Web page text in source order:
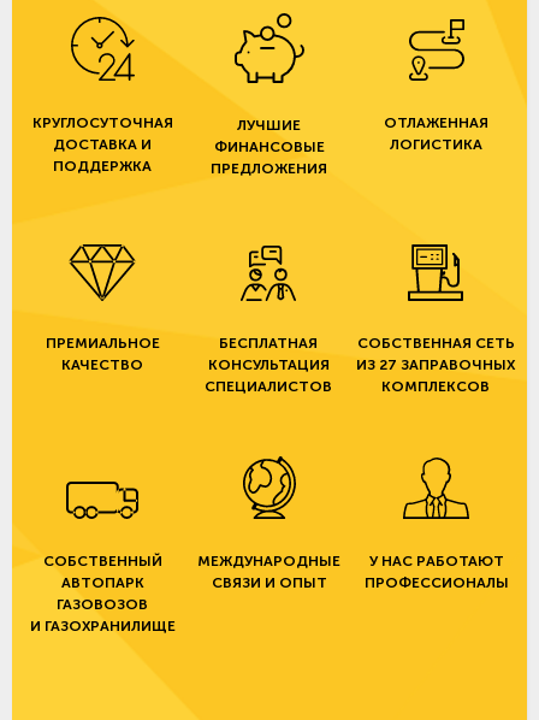
КРУГЛОСУТОЧНАЯ
ДОСТАВКА И
ПОДДЕРЖКА
ЛУЧШИЕ
ФИНАНСОВЫЕ
ПРЕДЛОЖЕНИЯ
ОТЛАЖЕННАЯ
ЛОГИСТИКА
ПРЕМИАЛЬНОЕ
КАЧЕСТВО
БЕСПЛАТНАЯ
КОНСУЛЬТАЦИЯ
СПЕЦИАЛИСТОВ
СОБСТВЕННАЯ СЕТЬ
ИЗ 27 ЗАПРАВОЧНЫХ
КОМПЛЕКСОВ
СОБСТВЕННЫЙ
АВТОПАРК
ГАЗОВОЗОВ
И ГАЗОХРАНИЛИЩЕ
МЕЖДУНАРОДНЫЕ
СВЯЗИ И ОПЫТ
У НАС РАБОТАЮТ
ПРОФЕССИОНАЛЫ